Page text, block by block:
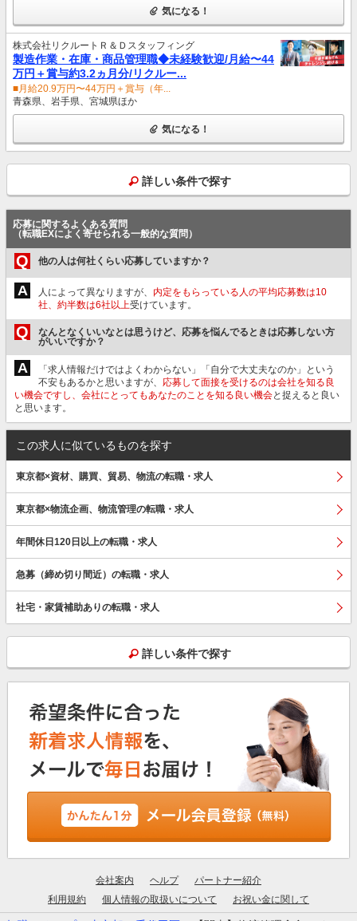
気になる！
株式会社リクルートＲ＆Ｄスタッフィング
製造作業・在庫・商品管理職◆未経験歓迎/月給〜44
万円＋賞与約3.2ヵ月分/リクルー...
■月給20.9万円〜44万円＋賞与（年...
青森県、岩手県、宮城県ほか
気になる！
詳しい条件で探す
応募に関するよくある質問
（転職EXによく寄せられる一般的な質問）
Q 他の人は何社くらい応募していますか？
A 人によって異なりますが、 内定をもらっている人の平均応募数は10
社、約半数は6社以上受けています。
Q
なんとなくいいなとは思うけど、応募を悩んでるときは応募しない方
がいいですか？
A
「求人情報だけではよくわからない」「自分で大丈夫なのか」という
不安もあるかと思いますが、 応募して面接を受けるのは会社を知る良
い機会ですし、会社にとってもあなたのことを知る良い機会と捉えると良い
と思います。
この求人に似ているものを探す
東京都×資材、購買、貿易、物流の転職・求人
東京都×物流企画、物流管理の転職・求人
年間休日120日以上の転職・求人
急募（締め切り間近）の転職・求人
社宅・家賃補助ありの転職・求人
詳しい条件で探す
会社案内 ヘルプ
パートナー紹介
利用規約
個人情報の取扱いについて お祝い金に関して